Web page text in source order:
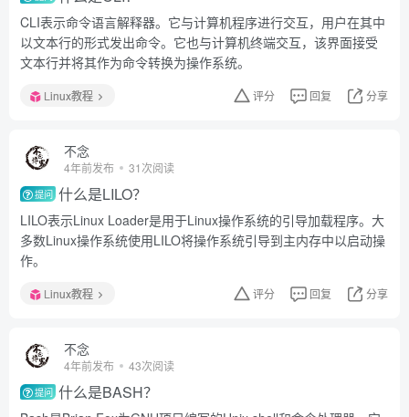
CLI表示命令语言解释器。它与计算机程序进行交互，用户在其中
以文本行的形式发出命令。它也与计算机终端交互，该界面接受
文本行并将其作为命令转换为操作系统。
Linux教程 评分 回复 分享
不念
4年前发布 31次阅读
提问 什么是LILO？
LILO表示Linux Loader是用于Linux操作系统的引导加载程序。大
多数Linux操作系统使用LILO将操作系统引导到主内存中以启动操
作。
Linux教程 评分 回复 分享
不念
4年前发布 43次阅读
提问 什么是BASH？